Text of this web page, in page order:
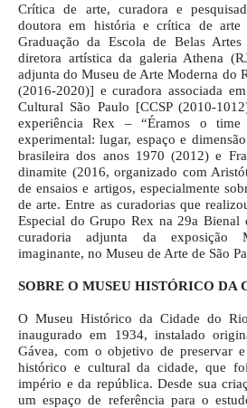
Crítica de arte, curadora e
doutora em história e crítica de arte
Graduação da Escola de Belas
diretora artística da galeria Athena
adjunta do Museu de Arte Moderna do
(2016-2020)] e curadora associada
Cultural São Paulo [CCSP (2010-
experiência Rex – “Éramos o
experimental: lugar, espaço e
brasileira dos anos 1970 (2012) e
dinamite (2016, organizado com
de ensaios e artigos, especialmente
de arte. Entre as curadorias que
Especial do Grupo Rex na 29a Bienal
curadoria adjunta da exposição
imaginante, no Museu de Arte de São
SOBRE O MUSEU HISTÓRICO DA
O Museu Histórico da Cidade do
inaugurado em 1934, instalado
Gávea, com o objetivo de preservar
histórico e cultural da cidade, que
império e da república. Desde sua
um espaço de referência para o